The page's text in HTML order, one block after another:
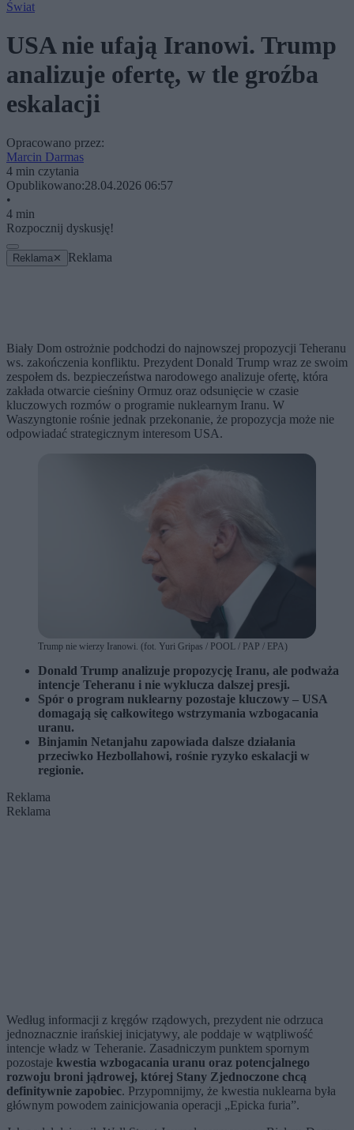
Świat
USA nie ufają Iranowi. Trump
analizuje ofertę, w tle groźba
eskalacji
Opracowano przez:
Marcin Darmas
4 min czytania
Opublikowano:28.04.2026 06:57
•
4 min
Rozpocznij dyskusję!
Reklama ✕ Reklama
Biały Dom ostrożnie podchodzi do najnowszej propozycji Teheranu
ws. zakończenia konfliktu. Prezydent Donald Trump wraz ze swoim
zespołem ds. bezpieczeństwa narodowego analizuje ofertę, która
zakłada otwarcie cieśniny Ormuz oraz odsunięcie w czasie
kluczowych rozmów o programie nuklearnym Iranu. W
Waszyngtonie rośnie jednak przekonanie, że propozycja może nie
odpowiadać strategicznym interesom USA.
Trump nie wierzy Iranowi. (fot. Yuri Gripas / POOL / PAP / EPA)
Donald Trump analizuje propozycję Iranu, ale podważa
intencje Teheranu i nie wyklucza dalszej presji.
Spór o program nuklearny pozostaje kluczowy – USA
domagają się całkowitego wstrzymania wzbogacania
uranu.
Binjamin Netanjahu zapowiada dalsze działania
przeciwko Hezbollahowi, rośnie ryzyko eskalacji w
regionie.
Reklama
Reklama
Według informacji z kręgów rządowych, prezydent nie odrzuca
jednoznacznie irańskiej inicjatywy, ale poddaje w wątpliwość
intencje władz w Teheranie. Zasadniczym punktem spornym
pozostaje kwestia wzbogacania uranu oraz potencjalnego
rozwoju broni jądrowej, której Stany Zjednoczone chcą
definitywnie zapobiec. Przypomnijmy, że kwestia nuklearna była
głównym powodem zainicjowania operacji „Epicka furia”.